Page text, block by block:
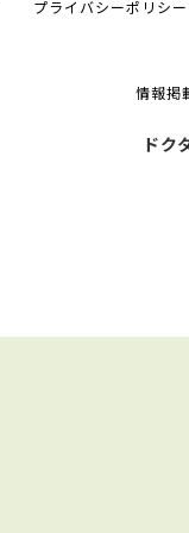
プライバシーポリシー
情報掲
ドク